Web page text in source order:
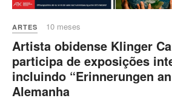
ARTES 10 meses
Artista obidense Klinger
participa de exposições
incluindo “Erinnerungen
Alemanha